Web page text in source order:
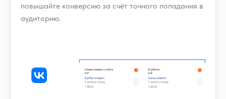
повышайте конверсию за счёт точного попадания в
аудиторию.